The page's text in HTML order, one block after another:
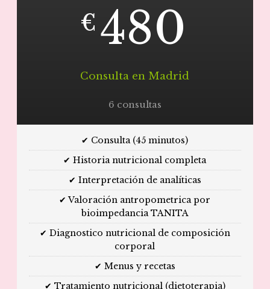
€ 480
Consulta en Madrid
6 consultas
✔ Consulta (45 minutos)
✔ Historia nutricional completa
✔ Interpretación de analíticas
✔ Valoración antropometrica por
bioimpedancia TANITA
✔ Diagnostico nutricional de composición
corporal
✔ Menus y recetas
✔ Tratamiento nutricional (dietoterapia)